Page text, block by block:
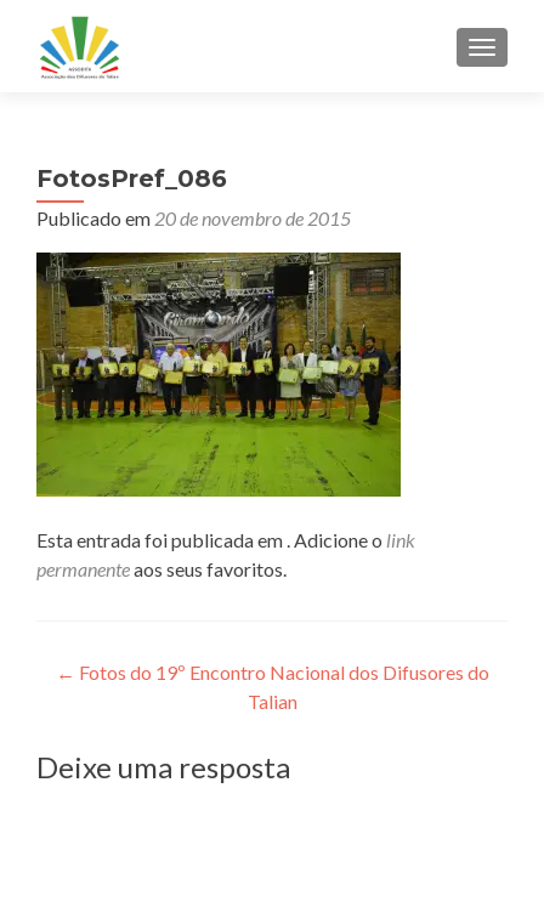
FotosPref_086
Publicado em 20 de novembro de 2015
Esta entrada foi publicada em . Adicione o link
permanenteaos seus favoritos.
Navegação
Post
← Fotos do 19º Encontro Nacional dos Difusores do
Talian
Deixe uma resposta